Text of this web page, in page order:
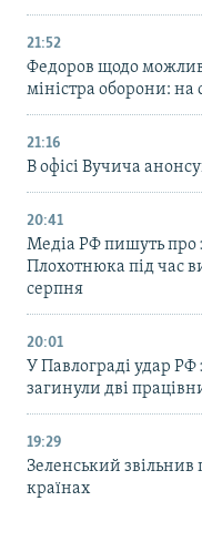
21:52
Федоров щодо
міністра оборони: на
21:16
В офісі Вучича
20:41
Медіа РФ пишуть про
Плохотнюка під час
серпня
20:01
У Павлограді удар
загинули дві
19:29
Зеленський звільнив
країнах